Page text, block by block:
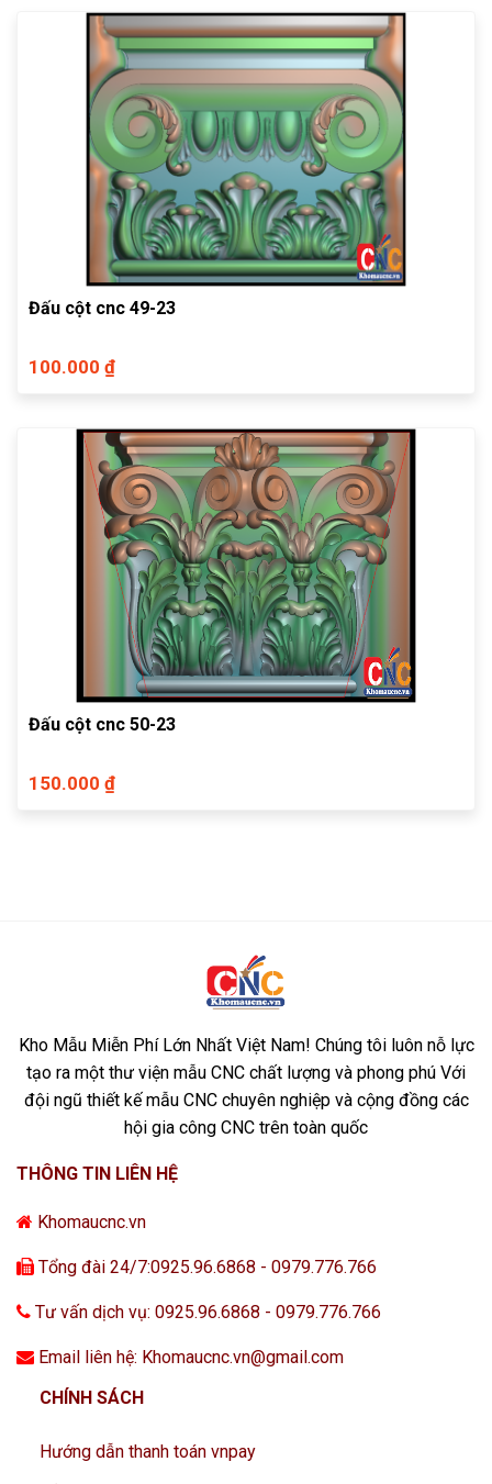
Đấu cột cnc 49-23
100.000 ₫
Đấu cột cnc 50-23
150.000 ₫
Kho Mẫu Miễn Phí Lớn Nhất Việt Nam! Chúng tôi luôn nỗ lực
tạo ra một thư viện mẫu CNC chất lượng và phong phú Với
đội ngũ thiết kế mẫu CNC chuyên nghiệp và cộng đồng các
hội gia công CNC trên toàn quốc
THÔNG TIN LIÊN HỆ
Khomaucnc.vn
Tổng đài 24/7:0925.96.6868 - 0979.776.766
Tư vấn dịch vụ: 0925.96.6868 - 0979.776.766
Email liên hệ: Khomaucnc.vn@gmail.com
CHÍNH SÁCH
Hướng dẫn thanh toán vnpay